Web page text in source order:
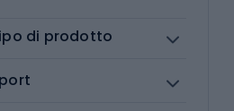
di prodotto